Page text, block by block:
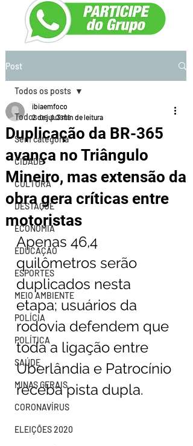
Post
Todos os posts
Sem categoria
CIDADE
CULTURA
DESTAQUE
ECONOMIA
EDUCAÇÃO
ESPORTES
MEIO AMBIENTE
POLÍCIA
POLÍTICA
SAÚDE
MINAS GERAIS
CORONAVÍRUS
ELEIÇÕES 2020
Todos os posts
Duplicação da BR-365
avança no Triângulo
Mineiro, mas extensão da
obra gera críticas entre
motoristas
ibiaemfoco
2 de jul.3 min de leitura
Apenas 46,4
quilômetros serão
duplicados nesta
etapa; usuários da
rodovia defendem que
toda a ligação entre
Uberlândia e Patrocínio
receba pista dupla.